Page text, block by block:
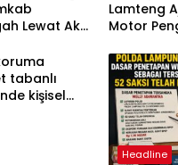
Lewat Aksi
Lamteng
Motor
tabanlı
kişisel
Headline